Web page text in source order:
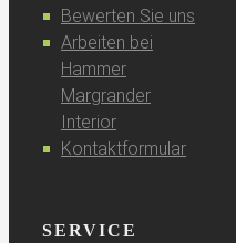
Bewerten Sie uns
Arbeiten bei
Hammer
Margrander
Interior
Kontaktformular
SERVICE